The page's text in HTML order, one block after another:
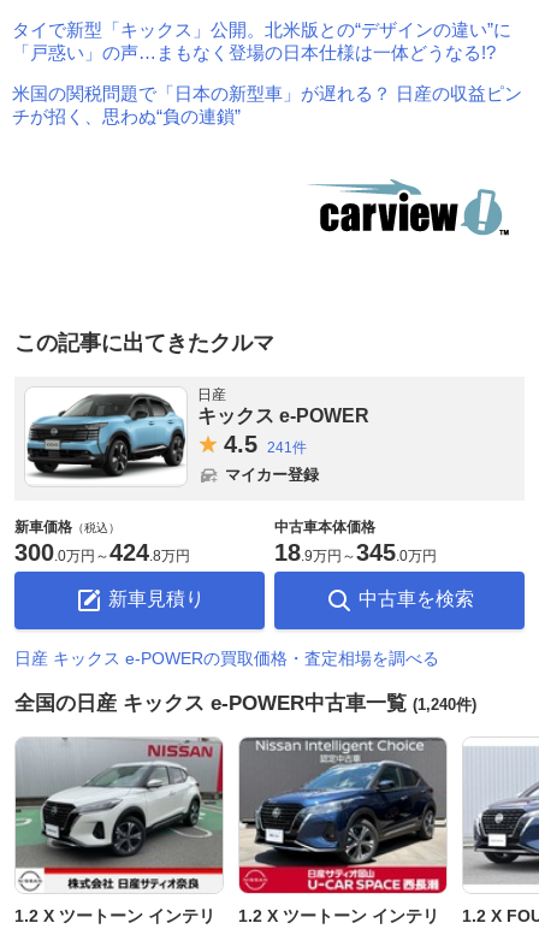
タイで新型「キックス」公開。北米版との“デザインの違い”に
「戸惑い」の声…まもなく登場の日本仕様は一体どうなる!?
米国の関税問題で「日本の新型車」が遅れる？ 日産の収益ピン
チが招く、思わぬ“負の連鎖”
この記事に出てきたクルマ
日産
キックス e-POWER
4.5 241件
マイカー登録
新車価格 （税込）
300 0万円 ～424 8万円
新車見積り
中古車本体価格
18 9万円 ～345 0万円
中古車を検索
日産 キックス e-POWERの買取価格・査定相場を調べる
全国の日産 キックス e-POWER中古車一覧 (1,240件)
1.2 X ツートーン インテリ
1.2 X ツートーン インテリ
1.2 X